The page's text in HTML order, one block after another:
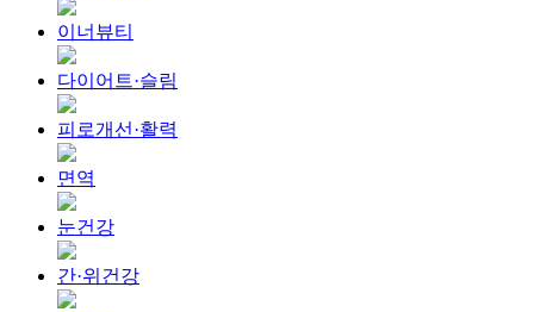
이너뷰티
다이어트·슬림
피로개선·활력
면역
눈건강
간·위건강